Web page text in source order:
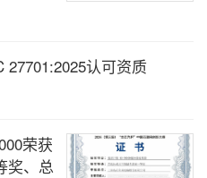
27701:2025认可资质
荣获
奖、总